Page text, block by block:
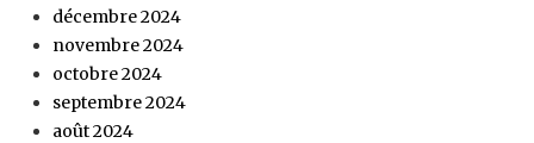
décembre 2024
novembre 2024
octobre 2024
septembre 2024
août 2024